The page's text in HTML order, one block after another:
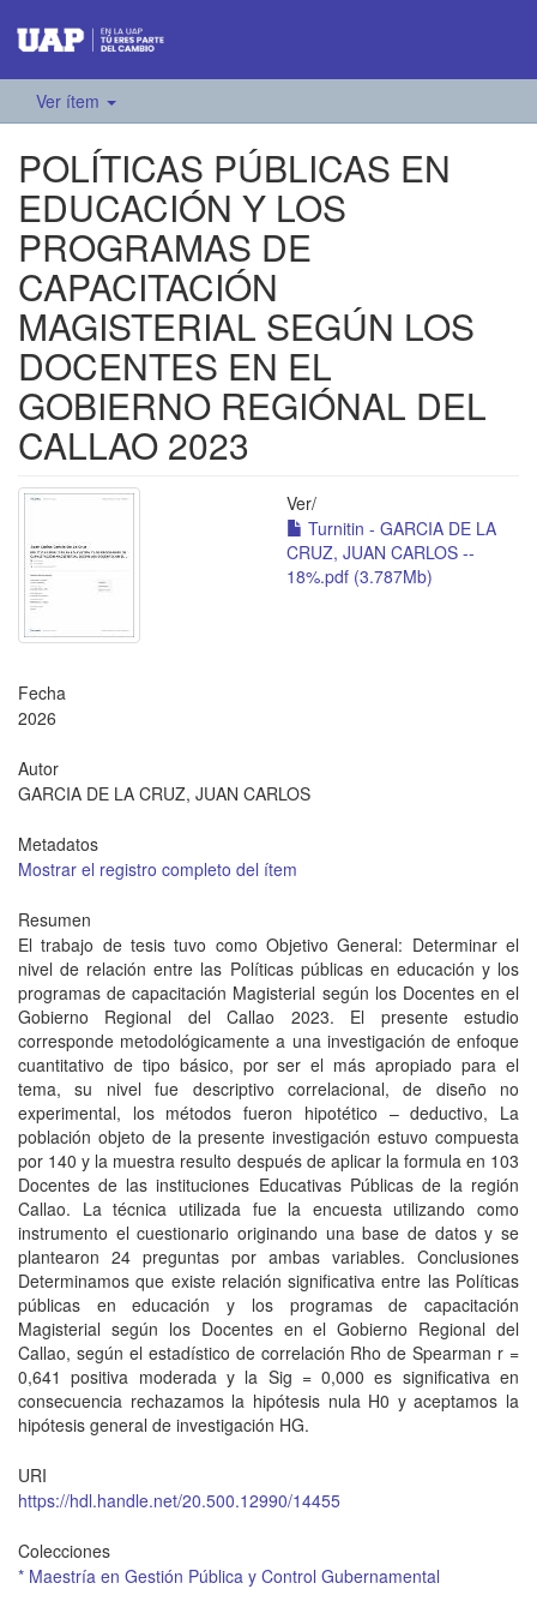
Ver ítem
POLÍTICAS PÚBLICAS EN
EDUCACIÓN Y LOS
PROGRAMAS DE
CAPACITACIÓN
MAGISTERIAL SEGÚN LOS
DOCENTES EN EL
GOBIERNO REGIÓNAL DEL
CALLAO 2023
Ver/
Turnitin - GARCIA DE LA
CRUZ, JUAN CARLOS --
18%.pdf (3.787Mb)
Fecha
2026
Autor
GARCIA DE LA CRUZ, JUAN CARLOS
Metadatos
Mostrar el registro completo del ítem
Resumen
El trabajo de tesis tuvo como Objetivo General: Determinar el
nivel de relación entre las Políticas públicas en educación y los
programas de capacitación Magisterial según los Docentes en el
Gobierno Regional del Callao 2023. El presente estudio
corresponde metodológicamente a una investigación de enfoque
cuantitativo de tipo básico, por ser el más apropiado para el
tema, su nivel fue descriptivo correlacional, de diseño no
experimental, los métodos fueron hipotético – deductivo, La
población objeto de la presente investigación estuvo compuesta
por 140 y la muestra resulto después de aplicar la formula en 103
Docentes de las instituciones Educativas Públicas de la región
Callao. La técnica utilizada fue la encuesta utilizando como
instrumento el cuestionario originando una base de datos y se
plantearon 24 preguntas por ambas variables. Conclusiones
Determinamos que existe relación significativa entre las Políticas
públicas en educación y los programas de capacitación
Magisterial según los Docentes en el Gobierno Regional del
Callao, según el estadístico de correlación Rho de Spearman r =
0,641 positiva moderada y la Sig = 0,000 es significativa en
consecuencia rechazamos la hipótesis nula H0 y aceptamos la
hipótesis general de investigación HG.
URI
https://hdl.handle.net/20.500.12990/14455
Colecciones
* Maestría en Gestión Pública y Control Gubernamental